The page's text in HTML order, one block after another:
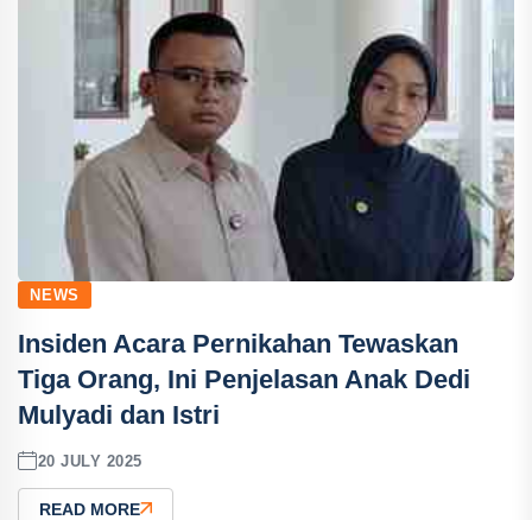
NEWS
Insiden Acara Pernikahan Tewaskan
Tiga Orang, Ini Penjelasan Anak Dedi
Mulyadi dan Istri
20 JULY 2025
READ MORE